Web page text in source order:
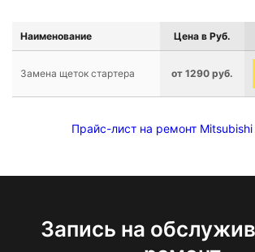
Наименование Цена в Руб.
Замена щеток стартера от 1290 руб.
Прайс-лист на ремонт Mitsubishi
Запись на